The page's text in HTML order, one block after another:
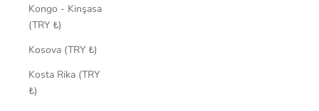
Kongo - Kinşasa
(TRY ₺)
Kosova (TRY ₺)
Kosta Rika (TRY
₺)